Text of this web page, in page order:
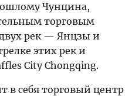
Чунцина,
торговым
рек — Янцзы и
этих рек и
City Chongqing.
в себя торговый центр